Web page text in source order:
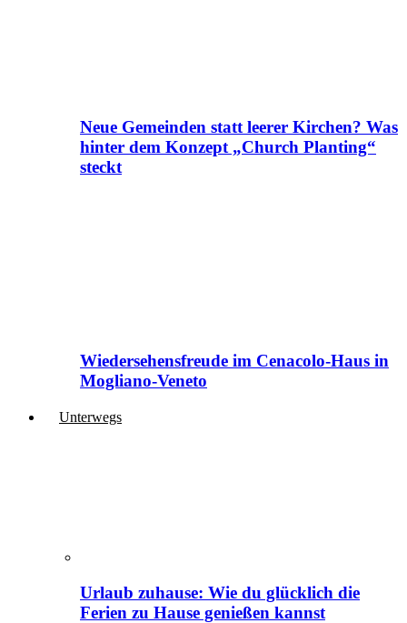
Neue Gemeinden statt leerer Kirchen? Was
hinter dem Konzept „Church Planting“
steckt
Wiedersehensfreude im Cenacolo-Haus in
Mogliano-Veneto
Unterwegs
Urlaub zuhause: Wie du glücklich die
Ferien zu Hause genießen kannst